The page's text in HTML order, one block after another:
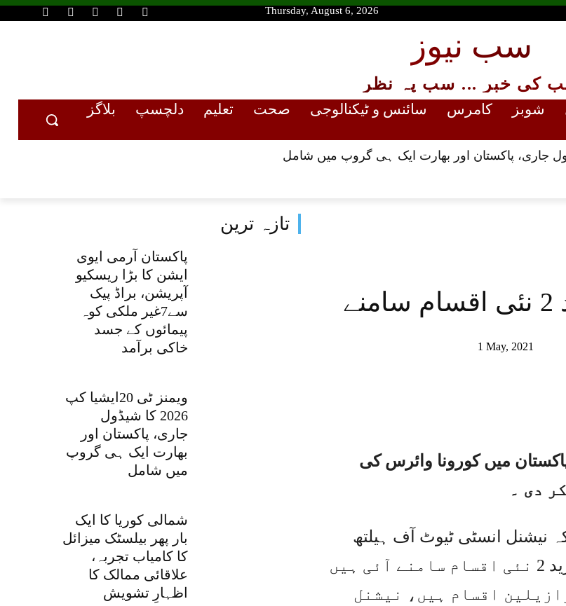
Thursday, August 6, 2026
سب نیوز
کی خبر ... سب پہ نظر
شوبز کامرس سائنس و ٹیکنالوجی صحت تعلیم دلچسپ
بلاگز
تازہ ترین
پاکستان آرمی ایوی
ایشن کا بڑا ریسکیو
آپریشن، براڈ پیک
سے7غیر ملکی کوہ
پیمائوں کے جسد
خاکی برآمد
ویمنز ٹی 20ایشیا کپ
2026 کا شیڈول
جاری، پاکستان اور
بھارت ایک ہی گروپ
میں شامل
شمالی کوریا کا ایک
بار پھر بیلسٹک میزائل
کا کامیاب تجربہ،
علاقائی ممالک کا
اظہارِ تشویش
پاکستان میں کورونا کی مزید 2 نئی اقسام سامنے
1 May, 2021
میں کورونا وائرس کی
نیشنل انسٹی ٹیوٹ آف ہیلتھ
میں کئے گئے ٹیسٹ میں کورونا وائرس کی مزید 2 نئی اقسام سامنے آئی ہیں
اقسام ہیں، نیشنل